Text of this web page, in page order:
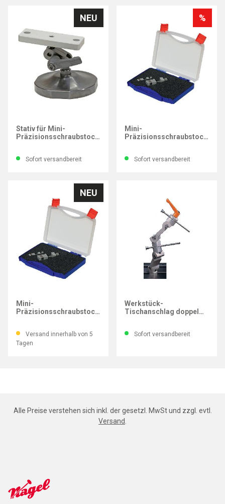
NEU
Stativ für Mini-
Präzisionsschraubstock-
Sofort versandbereit
%
Mini-
Präzisionsschraubstock-
Sofort versandbereit
NEU
Mini-
Präzisionsschraubstock-
Versand innerhalb von 5
Tagen
Werkstück-
Tischanschlag doppel
Sofort versandbereit
Alle Preise verstehen sich inkl. der gesetzl. MwSt und zzgl. evtl.
Versand